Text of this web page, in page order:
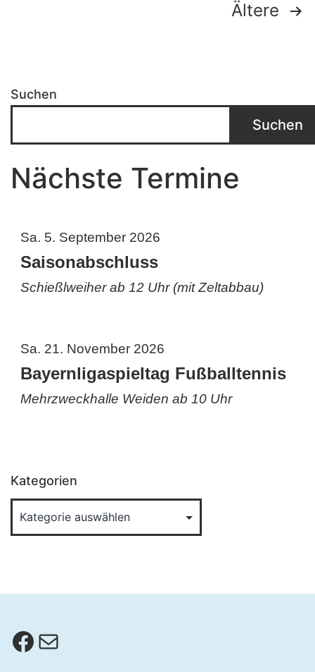
Seitennummerierung
Ältere
Suchen
Suchen
Nächste Termine
Sa. 5. September 2026
Saisonabschluss
Schießlweiher ab 12 Uhr (mit Zeltabbau)
Sa. 21. November 2026
Bayernligaspieltag Fußballtennis
Mehrzweckhalle Weiden ab 10 Uhr
Kategorien
Facebook
E-Mail